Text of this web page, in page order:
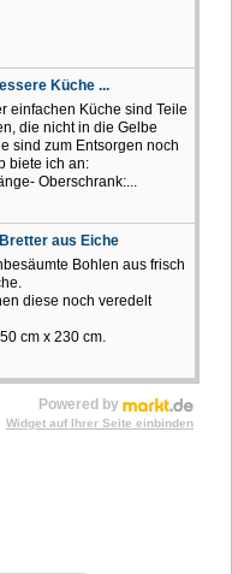
Küche ...
einfachen Küche sind Teile
die nicht in die Gelbe
sind zum Entsorgen noch
biete ich an:
Oberschrank:...
aus Eiche
Bohlen aus frisch
diese noch veredelt
cm x 230 cm.
Powered by
Widget auf Ihrer Seite einbinden